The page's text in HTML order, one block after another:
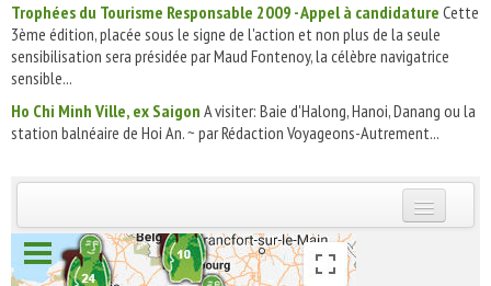
Trophées du Tourisme Responsable 2009 - Appel à candidature Cette
3ème édition, placée sous le signe de l'action et non plus de la seule
sensibilisation sera présidée par Maud Fontenoy, la célèbre navigatrice
sensible...
Ho Chi Minh Ville, ex Saigon A visiter: Baie d'Halong, Hanoi, Danang ou la
station balnéaire de Hoi An. ~ par Rédaction Voyageons-Autrement...
INSCRIVEZ-VOUS | ABONNEZ-VOUS